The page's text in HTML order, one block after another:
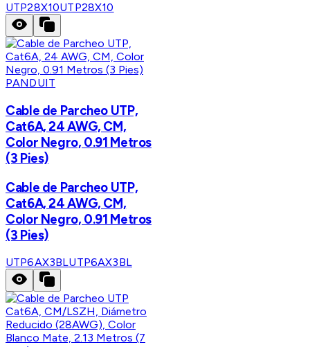
UTP28X10UTP28X10
PANDUIT
Cable de Parcheo UTP,
Cat6A, 24 AWG, CM,
Color Negro, 0.91 Metros
(3 Pies)
Cable de Parcheo UTP,
Cat6A, 24 AWG, CM,
Color Negro, 0.91 Metros
(3 Pies)
UTP6AX3BLUTP6AX3BL